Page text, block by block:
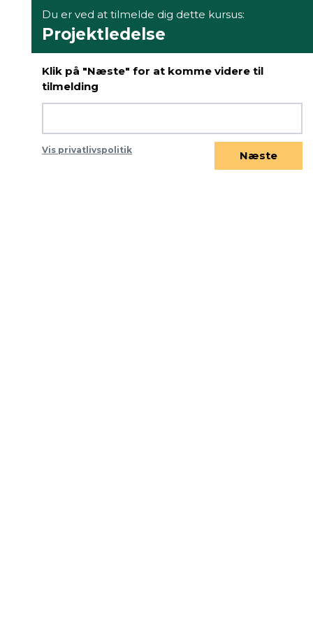
Du er ved at tilmelde dig dette kursus:
Projektledelse
Klik på "Næste" for at komme videre til
tilmelding
Vis privatlivspolitik